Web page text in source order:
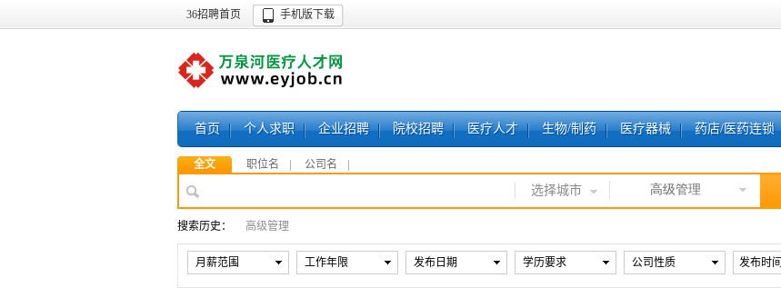
36招聘首页 手机版下载
首页 个人求职 企业招聘 院校招聘 医疗人才 生物/制药 医疗器械 药店/医药连锁
全文 职位名 公司名
选择城市 高级管理
搜索历史： 高级管理
月薪范围 工作年限 发布日期 学历要求 公司性质 发布时间